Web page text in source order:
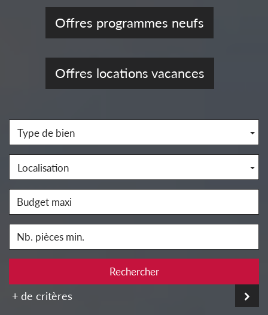
Offres programmes neufs
Offres locations vacances
Type de bien
Localisation
Rechercher
+ de critères